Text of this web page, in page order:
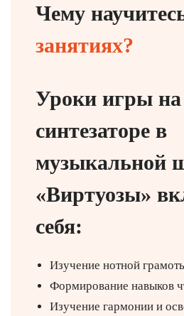
Чему
занятиях?
Уроки игры на
синтезаторе в
музыкальной
«Виртуозы»
себя:
Изучение нотной
Формирование навыков
Изучение гармонии и